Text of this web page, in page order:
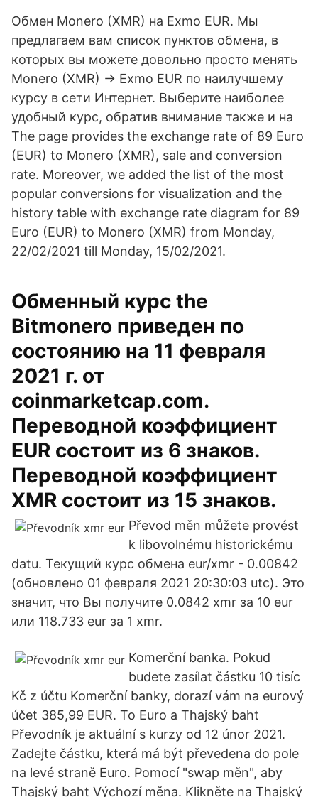
Обмен Monero (XMR) на Exmo EUR. Мы
предлагаем вам список пунктов обмена, в
которых вы можете довольно просто менять
Monero (XMR) → Exmo EUR по наилучшему
курсу в сети Интернет. Выберите наиболее
удобный курс, обратив внимание также и на
The page provides the exchange rate of 89 Euro
(EUR) to Monero (XMR), sale and conversion
rate. Moreover, we added the list of the most
popular conversions for visualization and the
history table with exchange rate diagram for 89
Euro (EUR) to Monero (XMR) from Monday,
22/02/2021 till Monday, 15/02/2021.
Обменный курс the
Bitmonero приведен по
состоянию на 11 февраля
2021 г. от
coinmarketcap.com.
Переводной коэффициент
EUR состоит из 6 знаков.
Переводной коэффициент
XMR состоит из 15 знаков.
Převod měn můžete provést
k libovolnému historickému
datu. Текущий курс обмена eur/xmr - 0.00842
(обновлено 01 февраля 2021 20:30:03 utc). Это
значит, что Вы получите 0.0842 xmr за 10 eur
или 118.733 eur за 1 xmr.
Komerční banka. Pokud
budete zasílat částku 10 tisíc
Kč z účtu Komerční banky, dorazí vám na eurový
účet 385,99 EUR. To Euro a Thajský baht
Převodník je aktuální s kurzy od 12 únor 2021.
Zadejte částku, která má být převedena do pole
na levé straně Euro. Pomocí "swap měn", aby
Thajský baht Výchozí měna. Klikněte na Thajský